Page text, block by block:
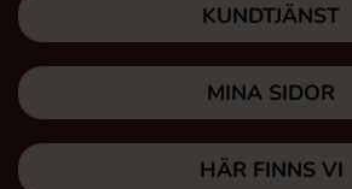
KUNDTJÄNST
MINA SIDOR
HÄR FINNS VI